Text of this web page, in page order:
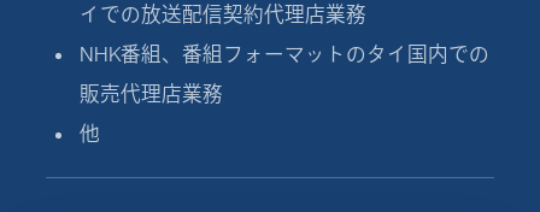
イでの放送配信契約代理店業務
NHK番組、番組フォーマットのタイ国内での
販売代理店業務
他